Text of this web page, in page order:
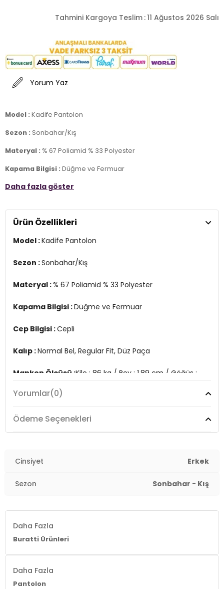
Tahmini Kargoya Teslim :11 Ağustos 2026 Salı
Yorum Yaz
Model : Kadife Pantolon
Sezon : Sonbahar/Kış
Materyal : % 67 Poliamid % 33 Polyester
Kapama Bilgisi : Düğme ve Fermuar
Cep Bilgisi : Cepli
Manken Ölçüsü :Kilo : 86 kg / Boy : 1.89 cm / Göğüs : 103 cm / Bel :
7DS1645MERLINS2.712
Daha fazla göster
Ürün Özellikleri
Model :Kadife Pantolon
Sezon :Sonbahar/Kış
Materyal :% 67 Poliamid % 33 Polyester
Kapama Bilgisi :Düğme ve Fermuar
Cep Bilgisi :Cepli
Kalıp :Normal Bel, Regular Fit, Düz Paça
Manken Ölçüsü :Kilo : 86 kg / Boy : 1.89 cm / Göğüs :
7DS1645MERLINS2.712
Yorumlar(0)
Ödeme Seçenekleri
Cinsiyet Erkek
Sezon Sonbahar - Kış
Daha Fazla
Buratti Ürünleri
Daha Fazla
Pantolon